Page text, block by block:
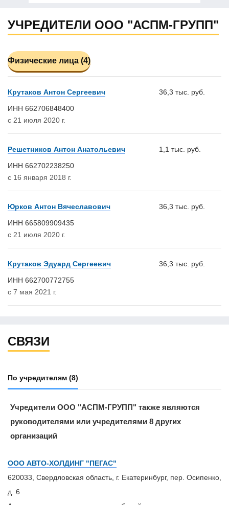
УЧРЕДИТЕЛИ ООО "АСПМ-ГРУПП"
Физические лица (4)
Крутаков Антон Сергеевич
ИНН 662706848400
с 21 июля 2020 г.
36,3 тыс. руб.
Решетников Антон Анатольевич
ИНН 662702238250
с 16 января 2018 г.
1,1 тыс. руб.
Юрков Антон Вячеславович
ИНН 665809909435
с 21 июля 2020 г.
36,3 тыс. руб.
Крутаков Эдуард Сергеевич
ИНН 662700772755
с 7 мая 2021 г.
36,3 тыс. руб.
СВЯЗИ
По учредителям (8)
Учредители ООО "АСПМ-ГРУПП" также являются
руководителями или учредителями 8 других
организаций
ООО АВТО-ХОЛДИНГ "ПЕГАС"
620033, Свердловская область, г. Екатеринбург, пер. Осипенко,
д. 6